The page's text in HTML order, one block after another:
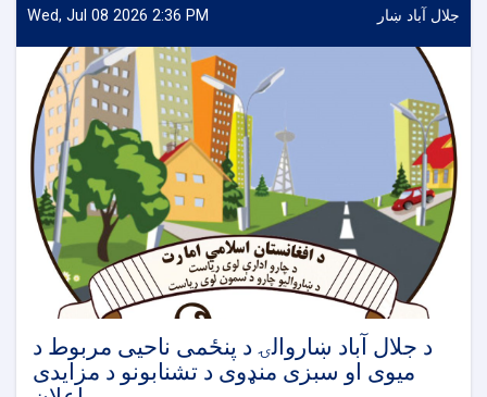
Wed, Jul 08 2026 2:36 PM جلال آباد ښار
د جلال آباد ښاروالۍ د پنځمی ناحیی مربوط د
میوی او سبزی منډوی د تشنابونو د مزایدی